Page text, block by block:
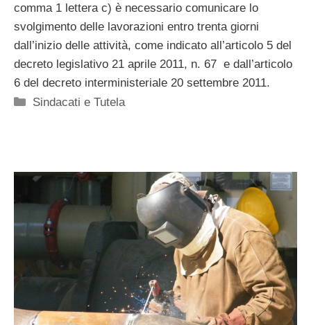
comma 1 lettera c) è necessario comunicare lo
svolgimento delle lavorazioni entro trenta giorni
dall’inizio delle attività, come indicato all’articolo 5 del
decreto legislativo 21 aprile 2011, n. 67 e dall’articolo
6 del decreto interministeriale 20 settembre 2011.
Categorie
Sindacati e Tutela